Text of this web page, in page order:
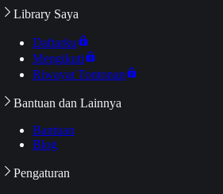
Library Saya
Daftarku
Mengikuti
Riwayat Tontonan
Bantuan dan Lainnya
Bantuan
Blog
Pengaturan